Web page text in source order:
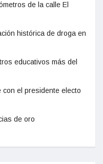
de la calle El
histórica de droga en
educativos más del
con el presidente electo
de oro